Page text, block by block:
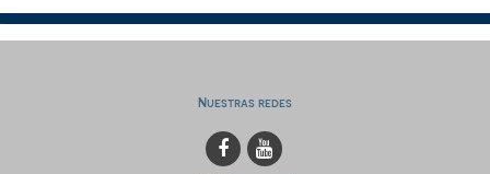
Nuestras redes